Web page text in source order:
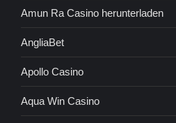
Amun Ra Casino herunterladen
AngliaBet
Apollo Casino
Aqua Win Casino